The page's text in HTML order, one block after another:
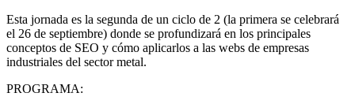
Esta jornada es la segunda de un ciclo de 2 (la primera se celebrará
el 26 de septiembre) donde se profundizará en los principales
conceptos de SEO y cómo aplicarlos a las webs de empresas
industriales del sector metal.
PROGRAMA: